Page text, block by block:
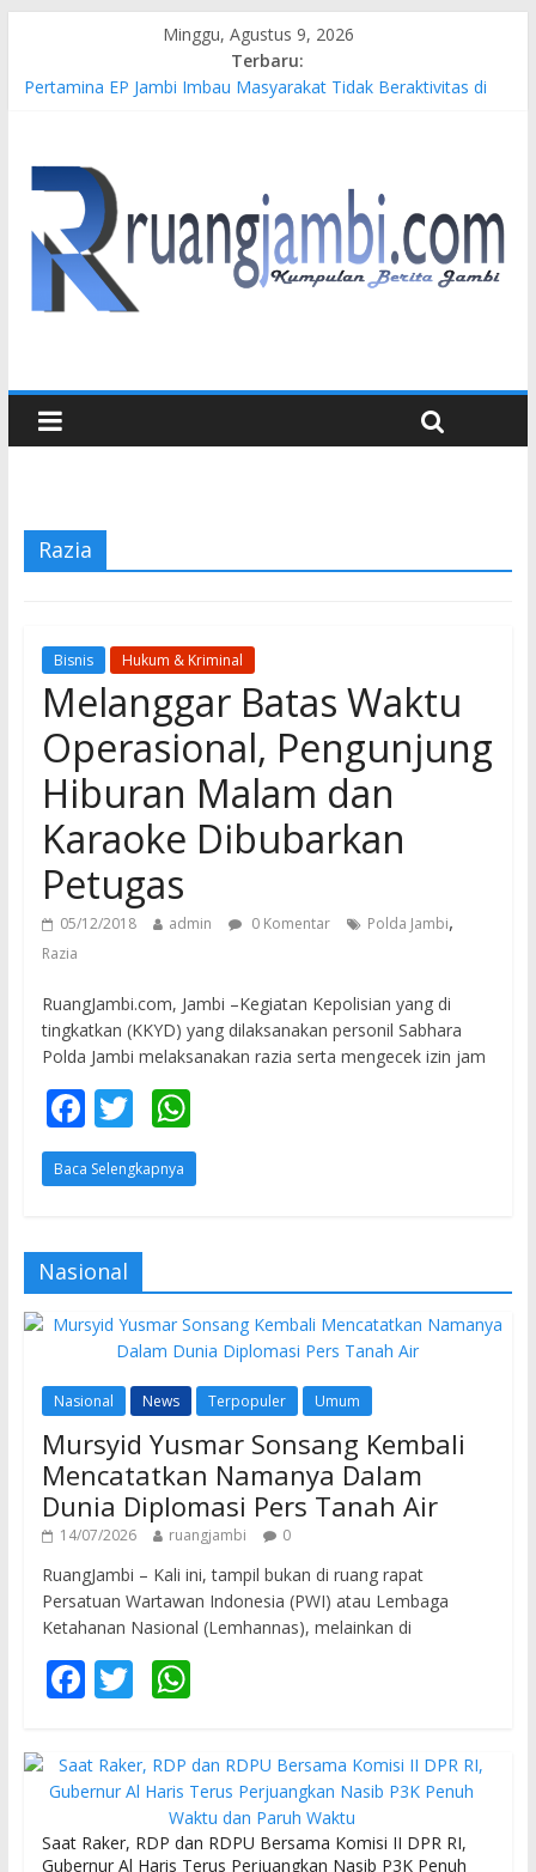
Minggu, Agustus 9, 2026
Terbaru:
Pertamina EP Jambi Imbau Masyarakat Tidak Beraktivitas di
Didampingi Pengacara Chris Januardi
Hj. Hesti Haris Dorong Lahirnya Wirausaha Muda Melalui
Pelatihan Batik Kontemporer PKW
Siap Dukung Kegiatan Hulu Migas, Kapolda Jambi Kunjungi
FSO 115
Gubernur Al Haris Buka Turnamen Tenis Antar Alumni
Razia
Bisnis Hukum & Kriminal
Melanggar Batas Waktu
Operasional, Pengunjung
Hiburan Malam dan
Karaoke Dibubarkan
Petugas
05/12/2018 admin 0 Komentar Polda Jambi,
Razia
RuangJambi.com, Jambi –Kegiatan Kepolisian yang di
tingkatkan (KKYD) yang dilaksanakan personil Sabhara
Polda Jambi melaksanakan razia serta mengecek izin jam
F
ac
e
o
o
k
T
w
itt
W
h
at
p
p
Baca Selengkapnya
Nasional
Nasional News Terpopuler Umum
Mursyid Yusmar Sonsang Kembali
Mencatatkan Namanya Dalam
Dunia Diplomasi Pers Tanah Air
14/07/2026 ruangjambi 0
RuangJambi – Kali ini, tampil bukan di ruang rapat
Persatuan Wartawan Indonesia (PWI) atau Lembaga
Ketahanan Nasional (Lemhannas), melainkan di
F
e
b
o
T
itt
er
W
at
s
A
Saat Raker, RDP dan RDPU Bersama Komisi II DPR RI,
Gubernur Al Haris Terus Perjuangkan Nasib P3K Penuh